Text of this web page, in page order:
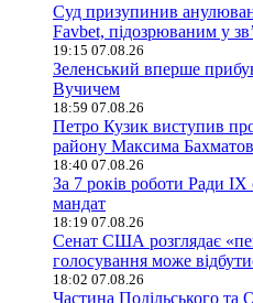
Суд призупинив
Favbet, підозрюваним у
19:15 07.08.26
Зеленський вперше прибув
Вучичем
18:59 07.08.26
Петро Кузик виступив
району Максима
18:40 07.08.26
За 7 років роботи Ради IX
мандат
18:19 07.08.26
Сенат США розглядає
голосування може
18:02 07.08.26
Частина Подільського та